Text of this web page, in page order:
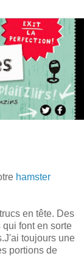
hamster
en tête. Des
font en sorte
toujours une
portions de